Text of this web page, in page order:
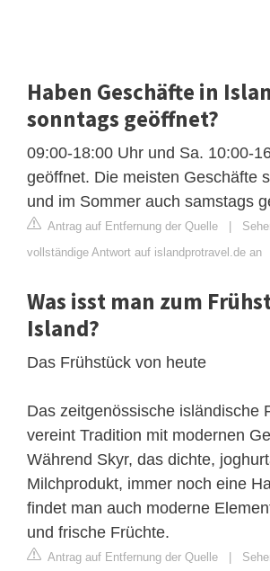
Haben Geschäfte in
sonntags geöffnet?
09:00-18:00 Uhr und Sa. 10:00-
geöffnet. Die meisten Geschäfte
und im Sommer auch samstags
Antrag auf Entfernung der Quelle |
vollständige Antwort auf islandprotravel.de an
Was isst man zum
Island?
Das Frühstück von heute
Das zeitgenössische isländische
vereint Tradition mit modernen
Während Skyr, das dichte,
Milchprodukt, immer noch eine
findet man auch moderne
und frische Früchte.
Antrag auf Entfernung der Quelle |